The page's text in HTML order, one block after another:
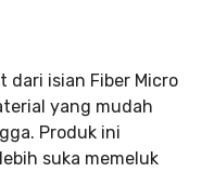
dari isian Fiber Micro
yang mudah
Produk ini
suka memeluk